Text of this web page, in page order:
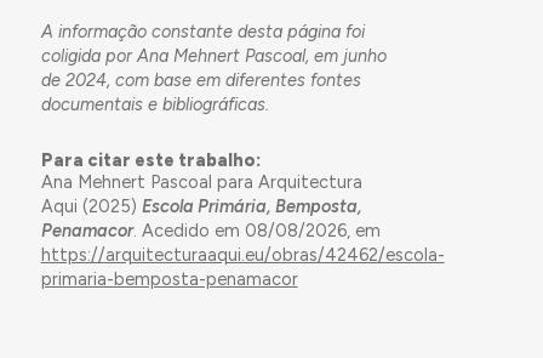
A informação constante desta página foi
coligida por Ana Mehnert Pascoal, em junho
de 2024, com base em diferentes fontes
documentais e bibliográficas.
Para citar este trabalho:
Ana Mehnert Pascoal para Arquitectura
Aqui (2025) Escola Primária, Bemposta,
Penamacor. Acedido em 08/08/2026, em
https://arquitecturaaqui.eu/obras/42462/escola-
primaria-bemposta-penamacor